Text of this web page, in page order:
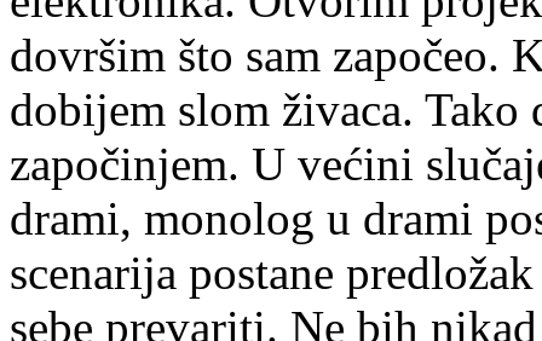
dovršim što sam započeo.
dobijem slom živaca. Tako
započinjem. U većini
drami, monolog u drami
scenarija postane
sebe prevariti. Ne bih